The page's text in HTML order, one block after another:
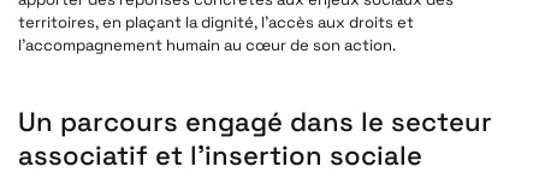
territoires, en plaçant la dignité, l’accès aux droits et
l’accompagnement humain au cœur de son action.
Un parcours engagé dans le secteur
associatif et l’insertion sociale